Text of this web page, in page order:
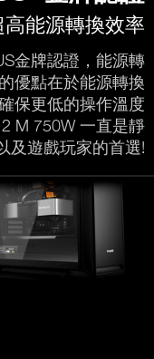
高能源轉換效率
金牌認證，能源轉
優點在於能源轉換
保更低的操作溫度
M 750W 一直是靜
及遊戲玩家的首選!